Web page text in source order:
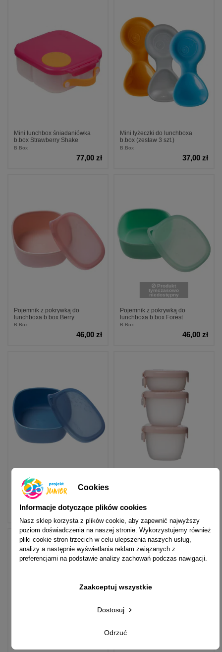
Mini lunchbox śniadaniówka
b.box Strawberry Shake
B.Box
77,00 zł
Mini łyżeczki do lunchboxa
b.box (zestaw 3 szt.)
B.Box
37,00 zł
Pojemnik z pokrywką do
lunchboxa b.box Berry
B.Box
46,00 zł
Produkt
tymczasowo
niedostępny
Pojemnik z pokrywką do
lunchboxa b.box Forest
B.Box
46,00 zł
Pojemnik z pokrywką do
lunchboxa b.box Ocean
46,00 zł
Cookies
Informacje dotyczące plików cookies
Nasz sklep korzysta z plików cookie, aby zapewnić najwyższy
poziom doświadczenia na naszej stronie. Wykorzystujemy również
pliki cookie stron trzecich w celu ulepszenia naszych usług,
analizy a następnie wyświetlania reklam związanych z
preferencjami na podstawie analizy zachowań podczas nawigacji.
Odrzuć
Dostosuj
Zaakceptuj wszystkie